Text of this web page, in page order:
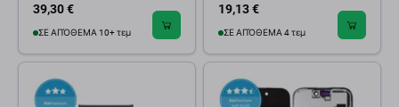
39,30 €
ΣΕ ΑΠΌΘΕΜΑ 10+ τεμ
19,13 €
ΣΕ ΑΠΌΘΕΜΑ 4 τεμ